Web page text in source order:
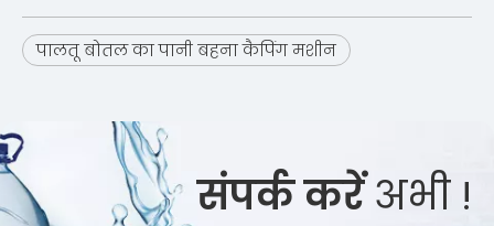
पालतू बोतल का पानी बहना कैपिंग मशीन
संपर्क करेंअभी !